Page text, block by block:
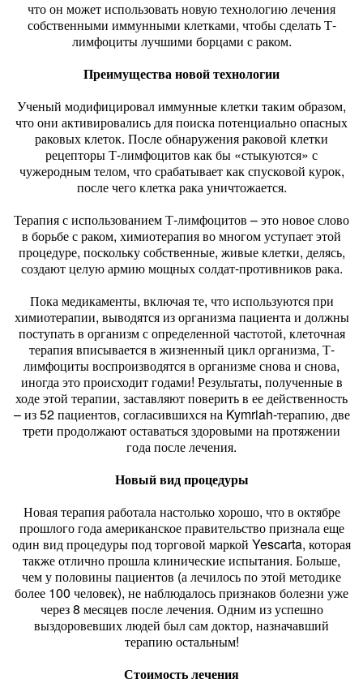
что он может использовать новую технологию лечения
собственными иммунными клетками, чтобы сделать Т-
лимфоциты лучшими борцами с раком.
Преимущества новой технологии
Ученый модифицировал иммунные клетки таким образом,
что они активировались для поиска потенциально опасных
раковых клеток. После обнаружения раковой клетки
рецепторы Т-лимфоцитов как бы «стыкуются» с
чужеродным телом, что срабатывает как спусковой курок,
после чего клетка рака уничтожается.
Терапия с использованием Т-лимфоцитов – это новое слово
в борьбе с раком, химиотерапия во многом уступает этой
процедуре, поскольку собственные, живые клетки, делясь,
создают целую армию мощных солдат-противников рака.
Пока медикаменты, включая те, что используются при
химиотерапии, выводятся из организма пациента и должны
поступать в организм с определенной частотой, клеточная
терапия вписывается в жизненный цикл организма, Т-
лимфоциты воспроизводятся в организме снова и снова,
иногда это происходит годами! Результаты, полученные в
ходе этой терапии, заставляют поверить в ее действенность
– из 52 пациентов, согласившихся на Kymriah-терапию, две
трети продолжают оставаться здоровыми на протяжении
года после лечения.
Новый вид процедуры
Новая терапия работала настолько хорошо, что в октябре
прошлого года американское правительство признала еще
один вид процедуры под торговой маркой Yescarta, которая
также отлично прошла клинические испытания. Больше,
чем у половины пациентов (а лечилось по этой методике
более 100 человек), не наблюдалось признаков болезни уже
через 8 месяцев после лечения. Одним из успешно
выздоровевших людей был сам доктор, назначавший
терапию остальным!
Стоимость лечения